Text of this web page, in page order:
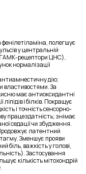
полегшує
у центральній
ГАМК-рецептори ЦНС),
нормалізації
дію;
властивостями. За
має антиоксидантні
і білків. Покращує
і точність сенсорно-
працездатність; знімає
седації чи збудження.
латентний
Зменшує прояви
біль, важкість у голові,
Застосування
кількість мітохондрій